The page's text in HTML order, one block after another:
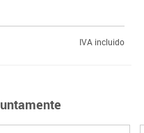
IVA incluido